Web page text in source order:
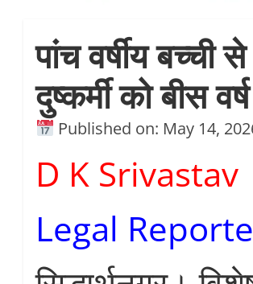
पांच वर्षीय बच्ची
दुष्कर्मी को बीस
Published on: May 14,
D K Srivastav
Legal